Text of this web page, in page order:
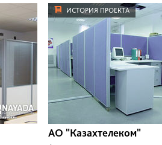
ИСТОРИЯ ПРОЕКТА
АО "Казахтелеком"